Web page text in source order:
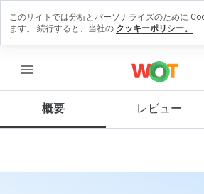
menu
概要 レビュー
ビュー
す
この
イト
このサイトでは分析とパーソナライズのために
ます。 続行すると、当社の クッキーポリシー。